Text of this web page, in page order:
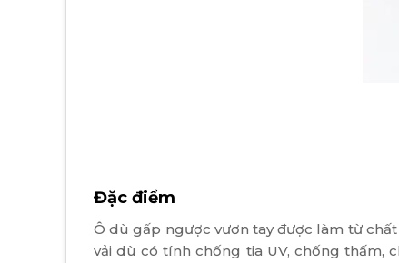
Đặc điểm
Ô dù gấp ngược vươn tay được làm từ
vải dù có tính chống tia UV, chống thấm,